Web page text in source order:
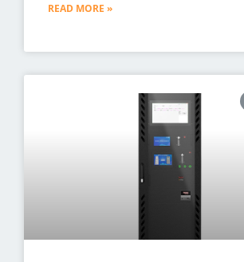
READ MORE »